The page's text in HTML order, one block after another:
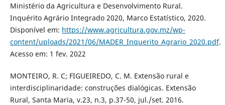
Ministério da Agricultura e Desenvolvimento Rural.
Inquérito Agrário Integrado 2020, Marco Estatístico, 2020.
Disponível em: https://www.agricultura.gov.mz/wp-
content/uploads/2021/06/MADER_Inquerito_Agrario_2020.pdf.
Acesso em: 1 fev. 2022
MONTEIRO, R. C; FIGUEIREDO, C. M. Extensão rural e
interdisciplinaridade: construções dialógicas. Extensão
Rural, Santa Maria, v.23, n.3, p.37-50, jul./set. 2016.